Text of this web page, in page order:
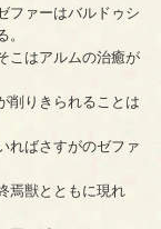
ファーはバルドゥシ
。
こはアルムの治癒が
削りきられることは
ればさすがのゼファ
獣とともに現れ